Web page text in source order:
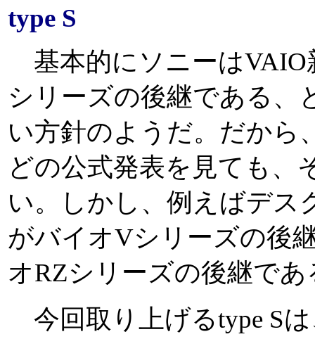
type S
基本的にソニーはVAIO
シリーズの後継である、
い方針のようだ。だから
どの公式発表を見ても、
い。しかし、例えばデス
がバイオVシリーズの後
オRZシリーズの後継で
今回取り上げるtype S